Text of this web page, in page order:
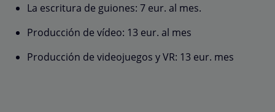
La escritura de guiones: 7 eur. al mes.
Producción de vídeo: 13 eur. al mes
Producción de videojuegos y VR: 13 eur. mes